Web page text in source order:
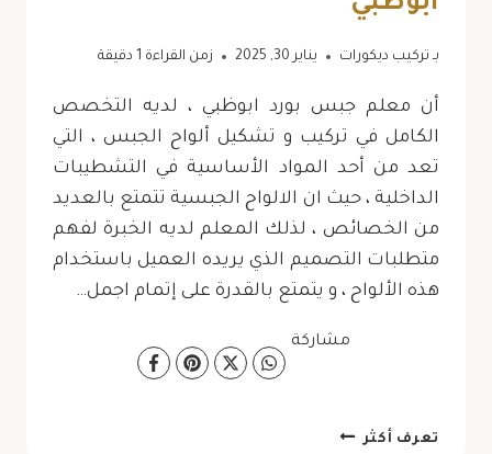
بـ تركيب ديكورات يناير 30, 2025 زمن القراءة دقيقة
أن معلم جبس بورد ابوظبي ، لديه التخصص
الكامل في تركيب و تشكيل ألواح الجبس ، التي
تعد من أحد المواد الأساسية في التشطيبات
الداخلية ، حيث ان الالواح الجبسية تتمتع بالعديد
من الخصائص ، لذلك المعلم لديه الخبرة لفهم
متطلبات التصميم الذي يريده العميل باستخدام
هذه الألواح ، و يتمتع بالقدرة على إتمام اجمل…
مشاركة
تعرف أكثر معلم